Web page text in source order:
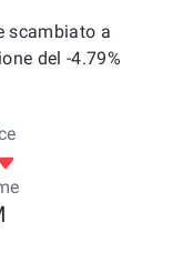
scambiato a
del -4.79%